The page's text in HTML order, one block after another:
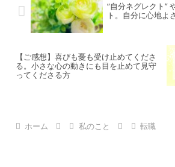
“自分ネグレクト”
ト。自分に心地よ
【ご感想】喜びも憂も受け止めてくださ
る。小さな心の動きにも目を止めて見守
ってくださる方
ホーム 私のこと 転職